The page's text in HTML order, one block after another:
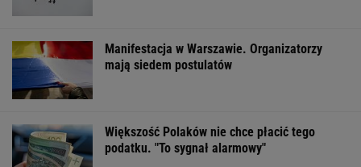
Manifestacja w Warszawie. Organizatorzy
mają siedem postulatów
Większość Polaków nie chce płacić tego
podatku. "To sygnał alarmowy"